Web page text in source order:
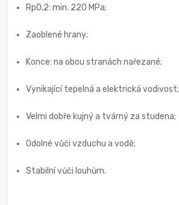
Rp0,2: min. 220 MPa;
Zaoblené hrany;
Konce: na obou stranách nařezané;
Vynikající tepelná a elektrická vodivost;
Velmi dobře kujný a tvárný za studena;
Odolné vůči vzduchu a vodě;
Stabilní vůči louhům.